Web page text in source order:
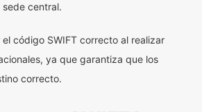
sede central.
código SWIFT correcto al realizar
ya que garantiza que los
correcto.